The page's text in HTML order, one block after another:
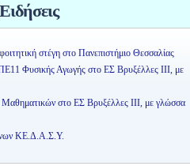
στέγη στο Πανεπιστήμιο Θεσσαλίας
Φυσικής Αγωγής στο ΕΣ Βρυξέλλες ΙΙΙ, με
στο ΕΣ Βρυξέλλες ΙΙΙ, με γλώσσα
ΚΕ.Δ.Α.Σ.Υ.